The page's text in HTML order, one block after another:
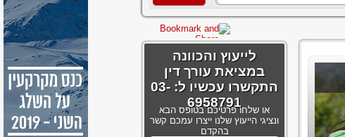
לייעוץ והכוונה
במציאת עורך דין
התקשרו עכשיו ל: 03-
6958791
או שלחו פרטיכם בטופס הבא
ונציגי הייעוץ שלנו ייצרו עמכם קשר
בהקדם